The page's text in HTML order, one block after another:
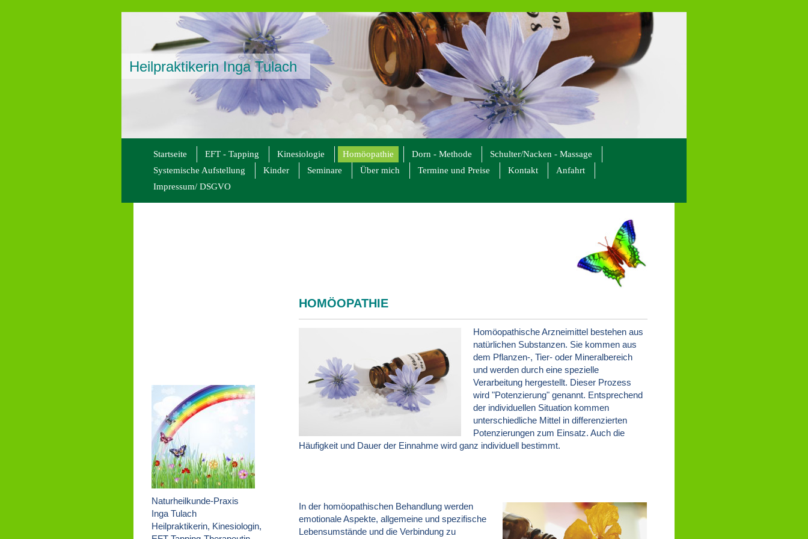
Heilpraktikerin Inga Tulach
Startseite EFT - Tapping Kinesiologie Homöopathie Dorn - Methode
Schulter/Nacken - Massage
Systemische Aufstellung
Kinder Seminare Über mich Termine und Preise Kontakt
Anfahrt
Impressum/ DSGVO
Naturheilkunde-Praxis
Inga Tulach
Heilpraktikerin, Kinesiologin,
HOMÖOPATHIE
Homöopathische Arzneimittel bestehen aus
natürlichen Substanzen. Sie kommen aus
dem Pflanzen-, Tier- oder Mineralbereich
und werden durch eine spezielle
Verarbeitung hergestellt. Dieser Prozess
wird "Potenzierung" genannt. Entsprechend
der individuellen Situation kommen
unterschiedliche Mittel in differenzierten
Potenzierungen zum Einsatz. Auch die
Häufigkeit und Dauer der Einnahme wird ganz individuell bestimmt.
In der homöopathischen Behandlung werden
emotionale Aspekte, allgemeine und spezifische
Lebensumstände und die Verbindung zu